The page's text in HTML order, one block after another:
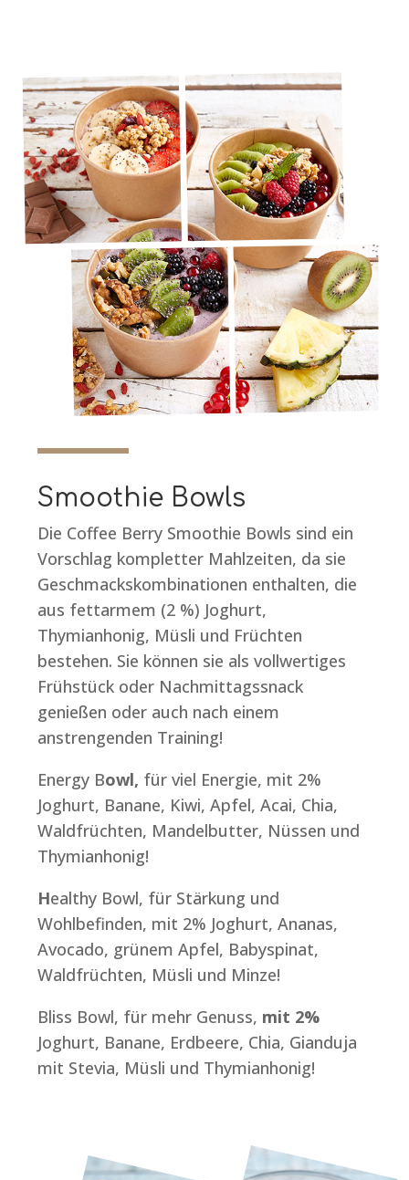
Smoothie Bowls
Die Coffee Berry Smoothie Bowls sind ein
Vorschlag kompletter Mahlzeiten, da sie
Geschmackskombinationen enthalten, die
aus fettarmem (2 %) Joghurt,
Thymianhonig, Müsli und Früchten
bestehen. Sie können sie als vollwertiges
Frühstück oder Nachmittagssnack
genießen oder auch nach einem
anstrengenden Training!
Energy Bowl, für viel Energie, mit 2%
Joghurt, Banane, Kiwi, Apfel, Acai, Chia,
Waldfrüchten, Mandelbutter, Nüssen und
Thymianhonig!
Healthy Bowl, für Stärkung und
Wohlbefinden, mit 2% Joghurt, Ananas,
Avocado, grünem Apfel, Babyspinat,
Waldfrüchten, Müsli und Minze!
Bliss Bowl, für mehr Genuss, mit 2%
Joghurt, Banane, Erdbeere, Chia, Gianduja
mit Stevia, Müsli und Thymianhonig!